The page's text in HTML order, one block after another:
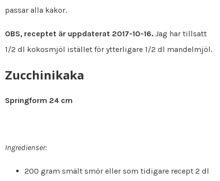
passar alla kakor.
OBS, receptet är uppdaterat 2017-10-16. Jag har tillsatt
1/2 dl kokosmjöl istället för ytterligare 1/2 dl mandelmjöl.
Zucchinikaka
Springform 24 cm
Ingredienser:
200 gram smält smör eller som tidigare recept 2 dl